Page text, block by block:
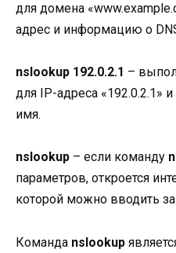
для домена
адрес и информацию о
nslookup 192.0.2.1 –
для IP-адреса «192.0.2.1»
имя.
nslookup – если команду
параметров, откроется
которой можно вводить
Команда nslookup